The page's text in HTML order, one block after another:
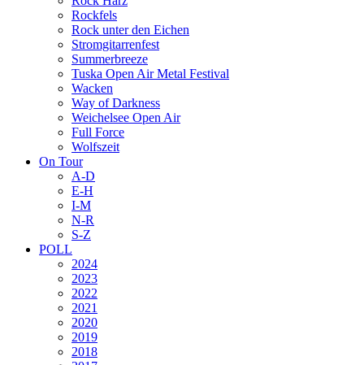
Rockfels
Rock unter den Eichen
Stromgitarrenfest
Summerbreeze
Tuska Open Air Metal Festival
Wacken
Way of Darkness
Weichelsee Open Air
Full Force
Wolfszeit
On Tour
A-D
E-H
I-M
N-R
S-Z
POLL
2024
2023
2022
2021
2020
2019
2018